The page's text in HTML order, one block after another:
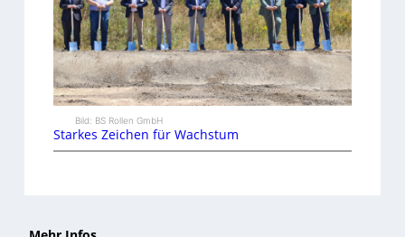
Bild: BS Rollen GmbH
Starkes Zeichen für Wachstum